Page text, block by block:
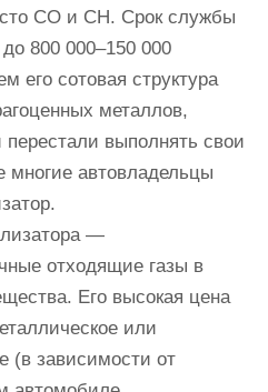
CO и CH. Срок службы
800 000–150 000
его сотовая структура
металлов,
перестали выполнять свои
автовладельцы
—
отходящие газы в
Его высокая цена
или
(в зависимости от